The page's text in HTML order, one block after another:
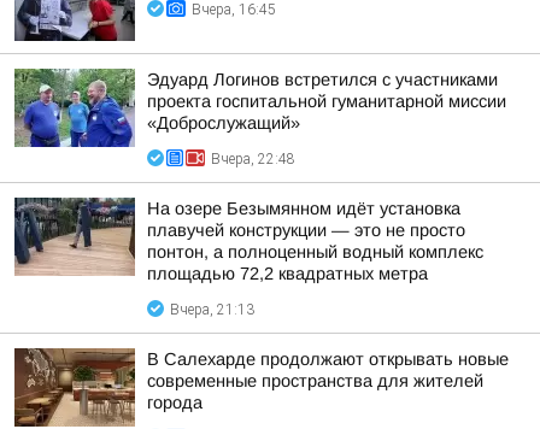
Вчера, 16:45
Эдуард Логинов встретился с участниками
проекта госпитальной гуманитарной миссии
«Доброслужащий»
Вчера, 22:48
На озере Безымянном идёт установка
плавучей конструкции — это не просто
понтон, а полноценный водный комплекс
площадью 72,2 квадратных метра
Вчера, 21:13
В Салехарде продолжают открывать новые
современные пространства для жителей
города